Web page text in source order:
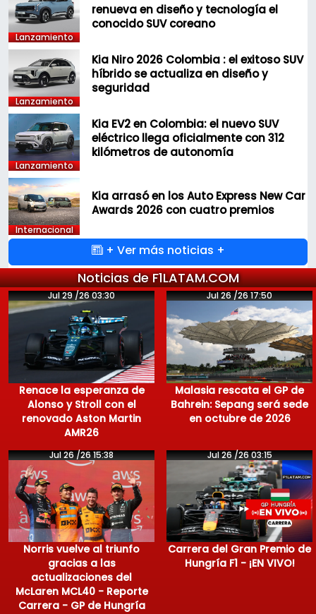
Lanzamiento
renueva en diseño y tecnología el
conocido SUV coreano
Lanzamiento
Kia Niro 2026 Colombia : el exitoso SUV
híbrido se actualiza en diseño y
seguridad
Lanzamiento
Kia EV2 en Colombia: el nuevo SUV
eléctrico llega oficialmente con 312
kilómetros de autonomía
Internacional
Kia arrasó en los Auto Express New Car
Awards 2026 con cuatro premios
+ Ver más noticias +
Noticias de F1LATAM.COM
Jul 29 /26 03:30
Renace la esperanza de
Alonso y Stroll con el
renovado Aston Martin
AMR26
Jul 26 /26 17:50
Malasia rescata el GP de
Bahrein: Sepang será sede
en octubre de 2026
Jul 26 /26 15:38
Norris vuelve al triunfo
gracias a las
actualizaciones del
McLaren MCL40 - Reporte
Carrera - GP de Hungría
Jul 26 /26 03:15
Carrera del Gran Premio de
Hungría F1 - ¡EN VIVO!